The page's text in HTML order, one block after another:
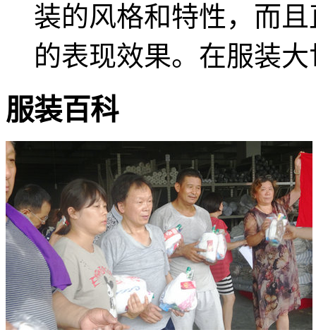
装的风格和特性，而
的表现效果。在服装大
服装百科